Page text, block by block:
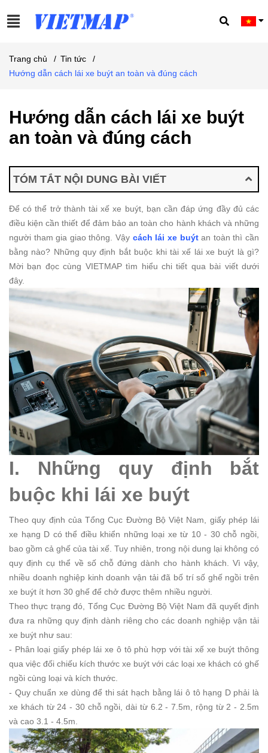
Trang chủ / Tin tức
/
Hướng dẫn cách lái xe buýt an toàn và đúng cách
Hướng dẫn cách lái xe buýt
an toàn và đúng cách
TÓM TẮT NỘI DUNG BÀI VIẾT
Để có thể trở thành tài xế xe buýt, bạn cần đáp ứng đầy đủ các
điều kiện cần thiết để đảm bảo an toàn cho hành khách và những
người tham gia giao thông. Vậy cách lái xe buýtan toàn thì cần
bằng nào? Những quy định bắt buộc khi tài xế lái xe buýt là gì?
Mời bạn đọc cùng VIETMAP tìm hiểu chi tiết qua bài viết dưới
đây.
I. Những quy định bắt
buộc khi lái xe buýt
Theo quy định của Tổng Cục Đường Bộ Việt Nam, giấy phép lái
xe hạng D có thể điều khiển những loại xe từ 10 - 30 chỗ ngồi,
bao gồm cả ghế của tài xế. Tuy nhiên, trong nội dung lại không có
quy định cụ thể về số chỗ đứng dành cho hành khách. Vì vậy,
nhiều doanh nghiệp kinh doanh vận tải đã bố trí số ghế ngồi trên
xe buýt ít hơn 30 ghế để chở được thêm nhiều người.
Theo thực trạng đó, Tổng Cục Đường Bộ Việt Nam đã quyết định
đưa ra những quy định dành riêng cho các doanh nghiệp vận tải
xe buýt như sau:
- Phân loại giấy phép lái xe ô tô phù hợp với tài xế xe buýt thông
qua việc đối chiếu kích thước xe buýt với các loại xe khách có ghế
ngồi cùng loại và kích thước.
- Quy chuẩn xe dùng để thi sát hạch bằng lái ô tô hạng D phải là
xe khách từ 24 - 30 chỗ ngồi, dài từ 6.2 - 7.5m, rộng từ 2 - 2.5m
và cao 3.1 - 4.5m.